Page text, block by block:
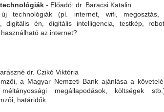
- Előadó: dr. Baracsi Katalin
technológiák (pl. internet, wifi, megosztás,
digitális én, digitális intelligencia, testkép,
az internet?
dr. Czikó Viktória
a Magyar Nemzeti Bank ajánlása a
megállapodások, költségek
határidők